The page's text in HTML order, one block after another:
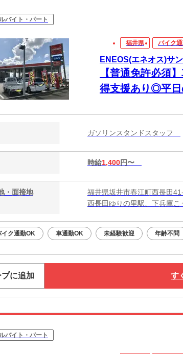
バイト・パート
福井県 バイク
ENEOS(エネオス)サ
【普通免許必須
得支援あり◎平
ガソリンスタンドスタッフ
時給1,400円〜
・面接地
福井県坂井市春江町西長田
西長田ゆりの里駅、下兵庫
イク通勤OK 車通勤OK 未経験歓迎 年齢不問
プに追加 す
バイト・パート